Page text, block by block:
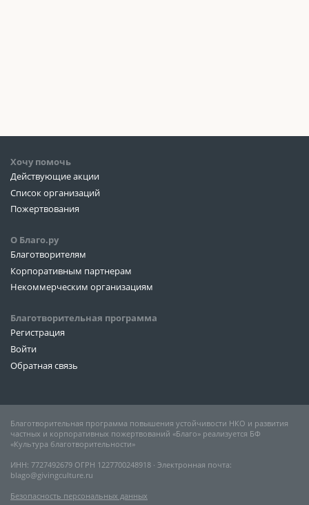
Хочу помочь
Действующие акции
Список организаций
Пожертвования
О Благо.ру
Благотворителям
Корпоративным партнерам
Некоммерческим организациям
Благотворительная программа
Регистрация
Войти
Обратная связь
Благотворительная программа повышения устойчивости НКО и развития
частных и корпоративных пожертвований «Благо» реализуется БФ
«Культура благотворительности»
ИНН: 7727492679 ОГРН 1227700248918 ∙ Электронная почта:
blago@givingculture.ru
Безопасность персональных данных